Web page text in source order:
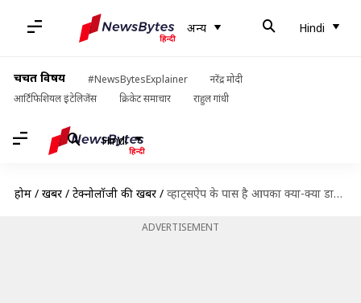
अन्य Hindi
चर्चित विषय #NewsBytesExplainer
नरेंद्र मोदी
आर्टिफिशियल इंटेलिजेंस
क्रिकेट समाचार राहुल गांधी
Hindi
होम / खबरें / टेक्नोलॉजी की खबरें / व्हाट्सऐप के पास है आपका क्या-क्या डाटा? इस तरीके से लगायें पता
ADVERTISEMENT